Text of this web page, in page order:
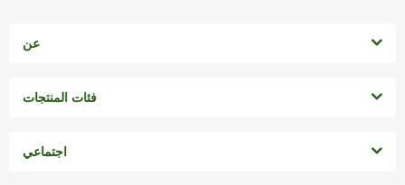
عن
فئات المنتجات
اجتماعي